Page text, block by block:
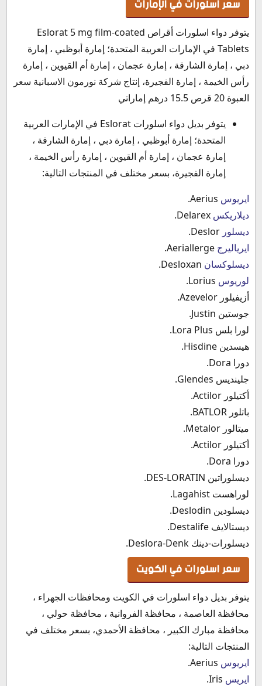
يتوفر دواء اسلورات أقراص Eslorat 5 mg film-coated
Tablets في الإمارات العربية المتحدة؛ إمارة أبوظبي ، إمارة
دبي ، إمارة الشارقة ، إمارة عجمان ، إمارة أم القيوين ، إمارة
رأس الخيمة ، إمارة الفجيرة، إنتاج شركة نورمون الاسبانية سعر
العبوة 20 قرص 15.5 درهم إماراتي
يتوفر بديل دواء اسلورات Eslorat في الإمارات العربية
المتحدة؛ إمارة أبوظبي ، إمارة دبي ، إمارة الشارقة ،
إمارة عجمان ، إمارة أم القيوين ، إمارة رأس الخيمة ،
إمارة الفجيرة، بسعر مختلف في المنتجات التالية:
ايريوس
ديلاريكس
ديسلور
ايرياليرج
ديسلوكسان
لوريوس
أزيفيلور Azevelor.
جوستين Justin.
لورا بلس Lora Plus.
هيسدين Hisdine.
دورا Dora.
جلينديس Glendes.
أكتيلور Actilor.
باتلور BATLOR.
ميتالور Metalor.
أكتيلور Actilor.
دورا Dora.
ديسلوراتين DES-LORATIN.
لوراهست Lagahist.
ديسلودين Deslodin.
ديستالايف Destalife.
ديسلورات-دينك Deslora-Denk.
سعر اسلورات في الكويت
يتوفر بديل دواء اسلورات في الكويت ومحافظات الجهراء ،
محافظة العاصمة ، محافظة الفروانية ، محافظة حولي ،
محافظة مبارك الكبير ، محافظة الأحمدي، بسعر مختلف في
المنتجات التالية:
ايريوس
ايريس